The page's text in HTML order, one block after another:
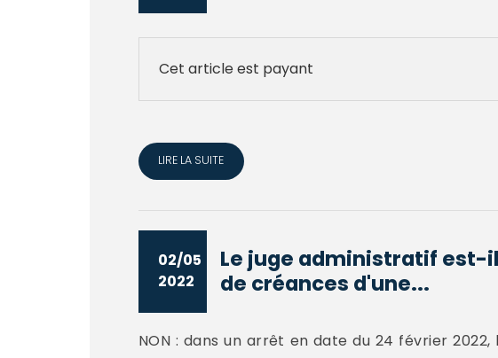
Cet article est payant
LIRE LA SUITE
02/05
2022
Le juge administratif est-
de créances d'une...
NON : dans un arrêt en date du 24 février